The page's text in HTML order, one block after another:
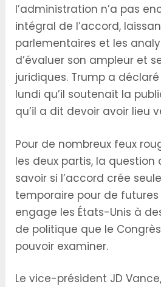
l’administration n’a pas
intégral de l’accord,
parlementaires et les
d’évaluer son ampleur et
juridiques. Trump a
lundi qu’il soutenait la
qu’il a dit devoir avoir lieu
Pour de nombreux feux
les deux partis, la
savoir si l’accord crée
temporaire pour de futures
engage les États-Unis à
de politique que le
pouvoir examiner.
Le vice-président JD